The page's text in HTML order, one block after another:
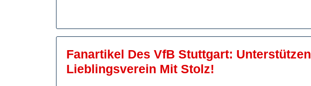
Fanartikel Des VfB Stuttgart:
Lieblingsverein Mit Stolz!